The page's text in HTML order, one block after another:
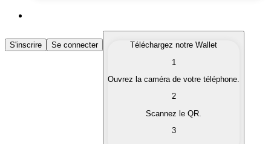
Acheter des Cryptomonnaies
Achetez les cryptomonnaies qui vous intéressent
Convertissez vos cryptomonnaies en monnaie
S'inscrire Se connecter
Téléchargez notre Wallet
1
Ouvrez la caméra de votre téléphone.
2
Scannez le QR.
3